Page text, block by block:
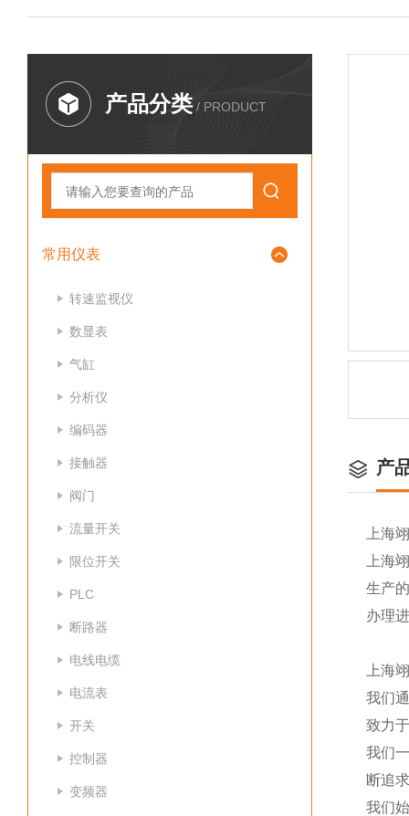
产品分类 / PRODUCT
常用仪表
转速监视仪
数显表
气缸
分析仪
编码器
接触器
阀门
流量开关
限位开关
PLC
断路器
电线电缆
电流表
开关
控制器
变频器
产
上海
上海
生产
办理
上海
我们
致力
我们
断追
我们